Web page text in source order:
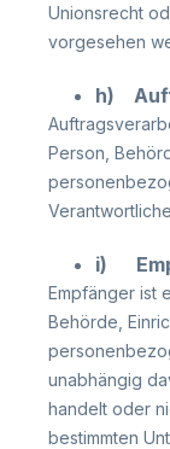
Unionsrecht
vorgesehen
h)
Person,
i)
Empfänger ist
Behörde,
unabhängig
handelt oder
bestimmten